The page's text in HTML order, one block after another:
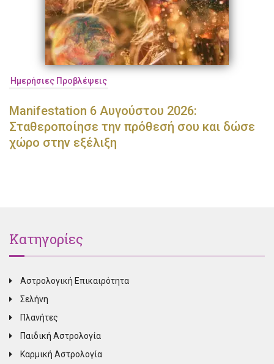
Ημερήσιες Προβλέψεις
Manifestation 6 Αυγούστου 2026:
Σταθεροποίησε την πρόθεσή σου και δώσε
χώρο στην εξέλιξη
Κατηγορίες
Αστρολογική Επικαιρότητα
Σελήνη
Πλανήτες
Παιδική Αστρολογία
Καρμική Αστρολογία